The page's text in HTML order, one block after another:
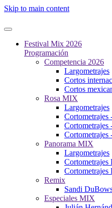
Skip to main content
Festival Mix 2026
Programación
Competencia 2026
Largometrajes
Cortos
Cortos
Rosa MIX
Largometrajes
Cortometrajes
Cortometrajes
Cortometrajes
Panorama MIX
Largometrajes
Cortometrajes
Cortometrajes
Remix
Sandi
Especiales MIX